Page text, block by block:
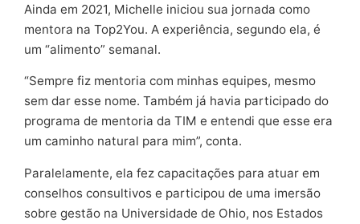
Ainda em 2021, Michelle iniciou sua jornada como
mentora na Top2You. A experiência, segundo ela, é
um “alimento” semanal.
“Sempre fiz mentoria com minhas equipes, mesmo
sem dar esse nome. Também já havia participado do
programa de mentoria da TIM e entendi que esse era
um caminho natural para mim”, conta.
Paralelamente, ela fez capacitações para atuar em
conselhos consultivos e participou de uma imersão
sobre gestão na Universidade de Ohio, nos Estados